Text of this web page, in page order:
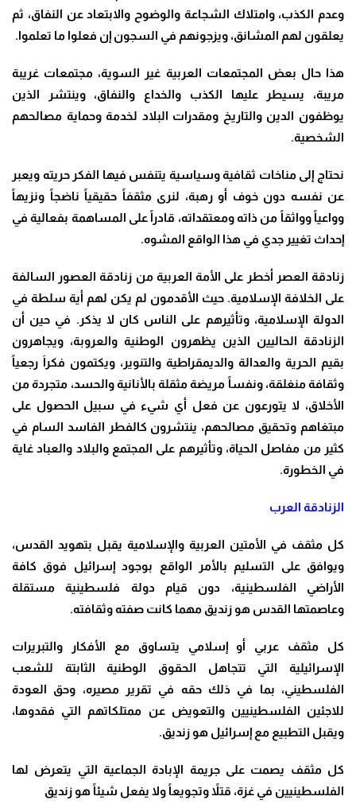
وعدم الكذب، وامتلاك الشجاعة والوضوح والابتعاد عن النفاق، ثم
يعلقون لهم المشانق، ويزجونهم في السجون إن فعلوا ما تعلموا.
هذا حال بعض المجتمعات العربية غير السوية، مجتمعات غريبة
مريبة، يسيطر عليها الكذب والخداع والنفاق، وينتشر الذين
يوظفون الدين والتاريخ ومقدرات البلاد لخدمة وحماية مصالحهم
الشخصية.
نحتاج إلى مناخات ثقافية وسياسية يتنفس فيها الفكر حريته ويعبر
عن نفسه دون خوف أو رهبة، لنرى مثقفاً حقيقياً ناضجاً ونزيهاً
وواعياً وواثقاً من ذاته ومعتقداته، قادراً على المساهمة بفعالية في
إحداث تغيير جدي في هذا الواقع المشوه.
زنادقة العصر أخطر على الأمة العربية من زنادقة العصور السالفة
على الخلافة الإسلامية. حيث الأقدمون لم يكن لهم أية سلطة في
الدولة الإسلامية، وتأثيرهم على الناس كان لا يذكر. في حين أن
الزنادقة الحاليين الذين يظهرون الوطنية والعروبة، ويجاهرون
بقيم الحرية والعدالة والديمقراطية والتنوير، ويكتمون فكراَ رجعياً
وثقافة منغلقة، ونفساً مريضة مثقلة بالأنانية والحسد، متجردة من
الأخلاق، لا يتورعون عن فعل أي شيء في سبيل الحصول على
مبتغاهم وتحقيق مصالحهم، ينتشرون كالفطر الفاسد السام في
كثير من مفاصل الحياة، وتأثيرهم على المجتمع والبلاد والعباد غاية
في الخطورة.
الزنادقة العرب
كل مثقف في الأمتين العربية والإسلامية يقبل بتهويد القدس،
ويوافق على التسليم بالأمر الواقع بوجود إسرائيل فوق كافة
الأراضي الفلسطينية، دون قيام دولة فلسطينية مستقلة
وعاصمتها القدس هو زنديق مهما كانت صفته وثقافته.
كل مثقف عربي أو إسلامي يتساوق مع الأفكار والتبريرات
الإسرائيلية التي تتجاهل الحقوق الوطنية الثابتة للشعب
الفلسطيني، بما في ذلك حقه في تقرير مصيره، وحق العودة
للاجئين الفلسطينيين والتعويض عن ممتلكاتهم التي فقدوها،
ويقبل التطبيع مع إسرائيل هو زنديق.
كل مثقف يصمت على جريمة الإبادة الجماعية التي يتعرض لها
الفلسطينيين في غزة، قتلاً وتجويعاً ولا يفعل شيئاً هو زنديق